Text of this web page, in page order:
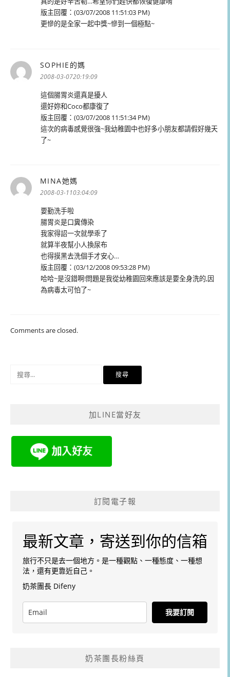
版主回覆：(03/07/2008 11:51:03 PM)
更慘的是全家一起中獎~慘到一個極點~
SOPHIE的媽
示:
2008-03-0720:19:09
這個腸胃炎還真是擾人
還好妳和Coco都康復了
版主回覆：(03/07/2008 11:51:34 PM)
這次的病毒感覺很強~我幼稚園中也好多小朋友都請假好幾天
了~
MINA她媽
示:
2008-03-1103:04:09
要勤洗手啦
腸胃炎是口糞傳染
我家得詔一次就學乖了
就算半夜幫小人換尿布
也得摸黑去洗個手才安心…
版主回覆：(03/12/2008 09:53:28 PM)
哈哈~是沒錯啊!問題是我從幼稚園回來應該是要全身洗的,因
為病毒太可怕了~
Comments are closed.
加LINE當好友
訂閱電子報
最新文章，寄送到你的信箱
旅行不只是去一個地方。是一種觀點、一種態度、一種想
法，還有更靠近自己。
奶茶團長 Difeny
我要訂閱
奶茶團長粉絲頁